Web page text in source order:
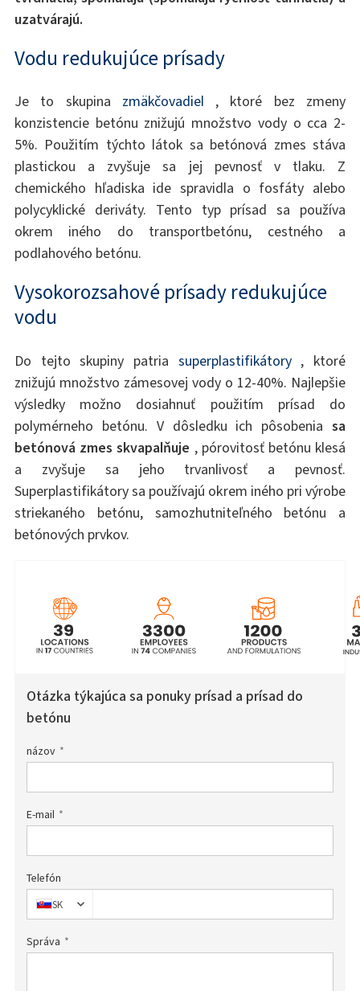
uzatvárajú.
Vodu redukujúce prísady
Je to skupina zmäkčovadiel , ktoré bez zmeny
konzistencie betónu znižujú množstvo vody o cca 2-
5%. Použitím týchto látok sa betónová zmes stáva
plastickou a zvyšuje sa jej pevnosť v tlaku. Z
chemického hľadiska ide spravidla o fosfáty alebo
polycyklické deriváty. Tento typ prísad sa používa
okrem iného do transportbetónu, cestného a
podlahového betónu.
Vysokorozsahové prísady redukujúce
vodu
Do tejto skupiny patria superplastifikátory, ktoré
znižujú množstvo zámesovej vody o 12-40%. Najlepšie
výsledky možno dosiahnuť použitím prísad do
polymérneho betónu. V dôsledku ich pôsobeniasa
betónová zmes skvapalňuje , pórovitosť betónu klesá
a zvyšuje sa jeho trvanlivosť a pevnosť.
Superplastifikátory sa používajú okrem iného pri výrobe
striekaného betónu, samozhutniteľného betónu a
betónových prvkov.
Otázka týkajúca sa ponuky prísad a prísad do
betónu
názov
E-mail
Telefón
SK
Správa